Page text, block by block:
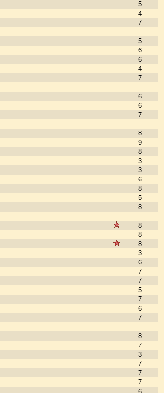
5
4
7
5
6
6
4
7
6
6
7
8
9
8
3
3
6
8
5
8
8
8
8
3
6
7
7
5
7
6
7
8
7
3
7
7
7
6